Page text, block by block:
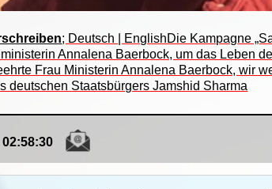
; Deutsch | EnglishDie Kampagne
Annalena Baerbock, um das Leben
Frau Ministerin Annalena Baerbock, wir
deutschen Staatsbürgers Jamshid Sharma
02:58:30